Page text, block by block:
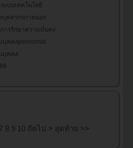
บบเทคโนโลยี
บุคลากรภายนอก
ารรักษาความมั่นคง
บุคคลpersonnal
บุคคล
7 8 9 10 ถัดไป > สุดท้าย >>